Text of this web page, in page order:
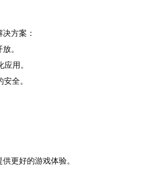
方案：
。
用。
全。
更好的游戏体验。